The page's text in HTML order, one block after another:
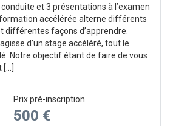
et 3 présentations à l’examen
accélérée alterne différents
façons d’apprendre.
d’un stage accéléré, tout le
Notre objectif étant de faire de vous
Prix pré-inscription
500 €